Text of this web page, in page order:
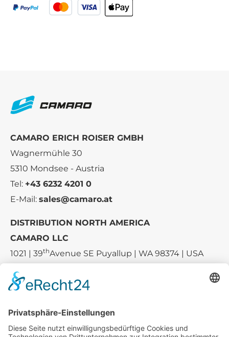
CAMARO ERICH ROISER GMBH
Wagnermühle 30
5310 Mondsee - Austria
Tel: +43 6232 4201 0
E-Mail: sales@camaro.at
DISTRIBUTION NORTH AMERICA
CAMARO LLC
1021 | 39thAvenue SE Puyallup | WA 98374 | USA
Tel.:+1 253-867-57 35
Unternehmen